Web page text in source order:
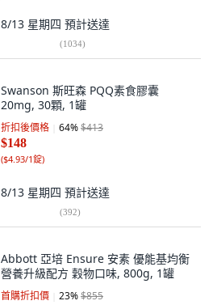
8/13 星期四 預計送達
(1034)
Swanson 斯旺森 PQQ素食膠囊
20mg, 30顆, 1罐
折扣後價格 64%$413
$148
($4.93/1錠)
8/13 星期四 預計送達
(392)
Abbott 亞培 Ensure 安素 優能基均衡
營養升級配方 穀物口味, 800g, 1罐
首購折扣價 23%$855